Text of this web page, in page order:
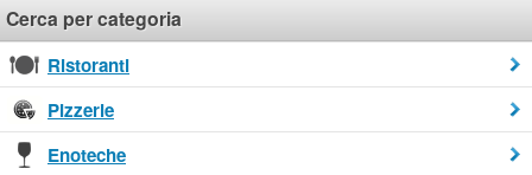
Cerca per categoria
Ristoranti
Pizzerie
Enoteche